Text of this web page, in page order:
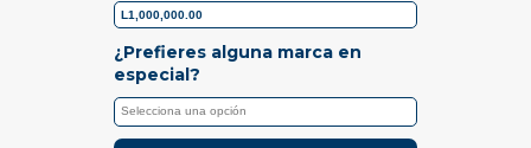
¿Prefieres alguna marca en
especial?